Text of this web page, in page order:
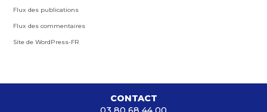
Flux des publications
Flux des commentaires
Site de WordPress-FR
CONTACT